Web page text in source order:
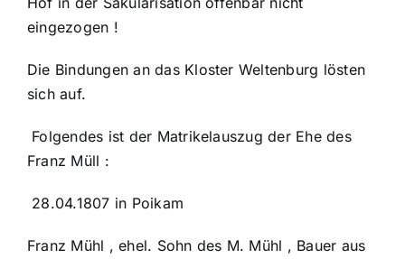
eingezogen !
Die Bindungen an das Kloster Weltenburg lösten
sich auf.
Folgendes ist der Matrikelauszug der Ehe des
Franz Müll :
28.04.1807 in Poikam
Franz Mühl , ehel. Sohn des M. Mühl , Bauer aus